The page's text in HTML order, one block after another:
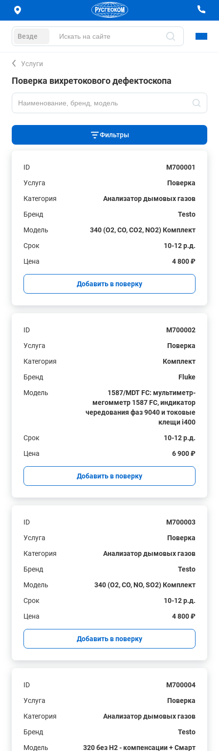
Везде
Услуги
Поверка вихретокового дефектоскопа
Фильтры
ID
M700001
Услуга
Поверка
Категория
Анализатор дымовых газов
Бренд
Testo
Модель
340 (O2, CO, CO2, NO2) Комплект
Срок
10-12 р.д.
Цена
4 800 ₽
Добавить в поверку
ID
M700002
Услуга
Поверка
Категория
Комплект
Бренд
Fluke
Модель
1587/MDT FC: мультиметр-
мегомметр 1587 FC, индикатор
чередования фаз 9040 и токовые
клещи i400
Срок
10-12 р.д.
Цена
6 900 ₽
Добавить в поверку
ID
M700003
Услуга
Поверка
Категория
Анализатор дымовых газов
Бренд
Testo
Модель
340 (O2, CO, NO, SO2) Комплект
Срок
10-12 р.д.
Цена
4 800 ₽
Добавить в поверку
ID
M700004
Услуга
Поверка
Категория
Анализатор дымовых газов
Бренд
Testo
Модель
320 без H2 - компенсации + Смарт